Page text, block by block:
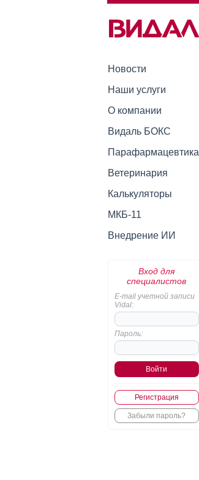
Новости
Наши услуги
О компании
Видаль БОКС
Парафармацевтика
Ветеринария
Калькуляторы
МКБ-11
Внедрение ИИ
Вход для
специалистов
E-mail учетной записи
Vidal:
Пароль:
Регистрация
Забыли пароль?